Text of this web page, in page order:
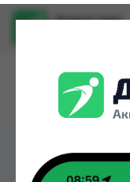
Доруи ман